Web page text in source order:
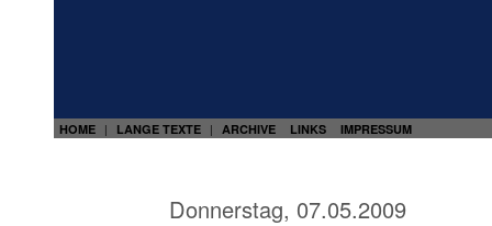
HOME | LANGE TEXTE | ARCHIVE LINKS IMPRESSUM
Donnerstag, 07.05.2009